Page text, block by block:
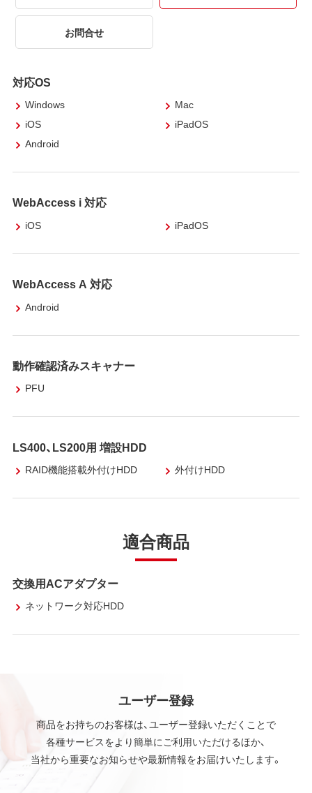
お問合せ
対応OS
Windows
Mac
iOS
iPadOS
Android
WebAccess i 対応
iOS iPadOS
WebAccess A 対応
Android
動作確認済みスキャナー
PFU
LS400、LS200用 増設HDD
RAID機能搭載外付けHDD 外付けHDD
適合商品
交換用ACアダプター
ネットワーク対応HDD
ユーザー登録
商品をお持ちのお客様は、ユーザー登録いただくことで
各種サービスをより簡単にご利用いただけるほか、
当社から重要なお知らせや最新情報をお届けいたします。